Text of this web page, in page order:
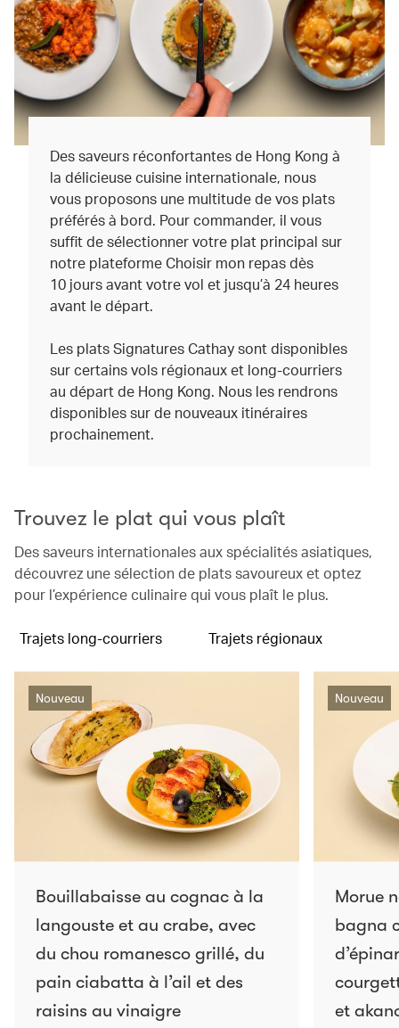
Des saveurs réconfortantes de Hong Kong à
la délicieuse cuisine internationale, nous
vous proposons une multitude de vos plats
préférés à bord. Pour commander, il vous
suffit de sélectionner votre plat principal sur
notre plateforme Choisir mon repas dès
10 jours avant votre vol et jusqu’à 24 heures
avant le départ.
Les plats Signatures Cathay sont disponibles
sur certains vols régionaux et long-courriers
au départ de Hong Kong. Nous les rendrons
disponibles sur de nouveaux itinéraires
prochainement.
Trouvez le plat qui vous plaît
Des saveurs internationales aux spécialités asiatiques,
découvrez une sélection de plats savoureux et optez
pour l’expérience culinaire qui vous plaît le plus.
Trajets long-courriers Trajets régionaux
Nouveau
Bouillabaisse au cognac à la
langouste et au crabe, avec
du chou romanesco grillé, du
pain ciabatta à l’ail et des
raisins au vinaigre
Nouveau
Morue
bagna
et